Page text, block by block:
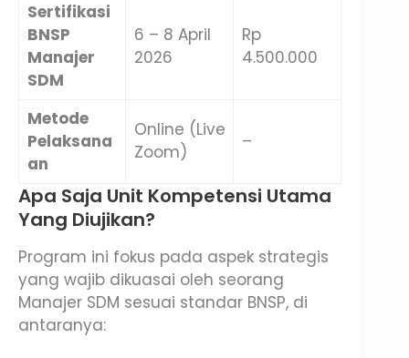
Sertifikasi
BNSP
Manajer
SDM
6 – 8 April
2026
Rp
4.500.000
Metode
Pelaksana
an
Online (Live
Zoom)
–
Apa Saja Unit Kompetensi Utama
Yang Diujikan?
Program ini fokus pada aspek strategis
yang wajib dikuasai oleh seorang
Manajer SDM sesuai standar BNSP, di
antaranya: